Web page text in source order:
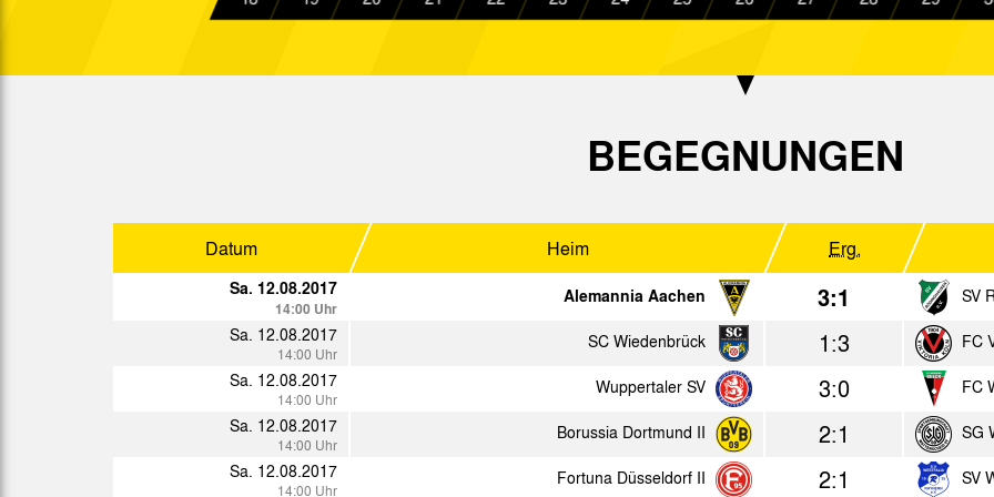
Alemannia Aachen 2:0
14:00 Uhr
Alemannia Aachen 2:0
2018
Datum
Sa. 13.01.2018
14:30 Uhr
VVV Venlo Alemannia
Sa. 20.01.2018
14:00 Uhr
Alemannia Aachen VfL Bochum
BEGEGNUNGEN
Datum Heim Erg.
Sa. 12.08.2017
14:00 Uhr
Alemannia Aachen 3:1
SV
Sa. 12.08.2017
14:00 Uhr
SC Wiedenbrück 1:3
FC
Sa. 12.08.2017
14:00 Uhr
Wuppertaler SV 3:0
FC
Sa. 12.08.2017
14:00 Uhr
Borussia Dortmund II 2:1
SG
Sa. 12.08.2017
14:00 Uhr
Fortuna Düsseldorf II 2:1
SV